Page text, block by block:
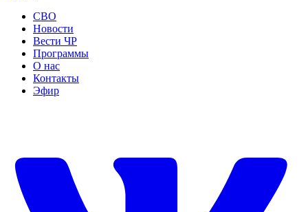
СВО
Новости
Вести ЧР
Программы
О нас
Контакты
Эфир